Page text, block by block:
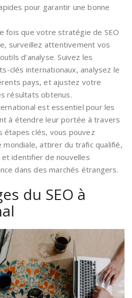
pour garantir une bonne
fois que votre stratégie de SEO
surveillez attentivement vos
d’analyse. Suivez les
clés internationaux, analysez le
pays, et ajustez votre
résultats obtenus.
est essentiel pour les
à étendre leur portée à travers
étapes clés, vous pouvez
attirer du trafic qualifié,
identifier de nouvelles
dans des marchés étrangers.
du SEO à